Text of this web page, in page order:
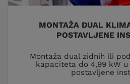
MONTAŽA DUAL
POSTAVLJENE
Montaža dual zidnih ili
kapaciteta do 4,99 kW
postavljene